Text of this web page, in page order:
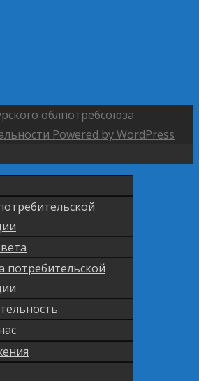
облпотребсоюза
Powered by WordPress
потребительской